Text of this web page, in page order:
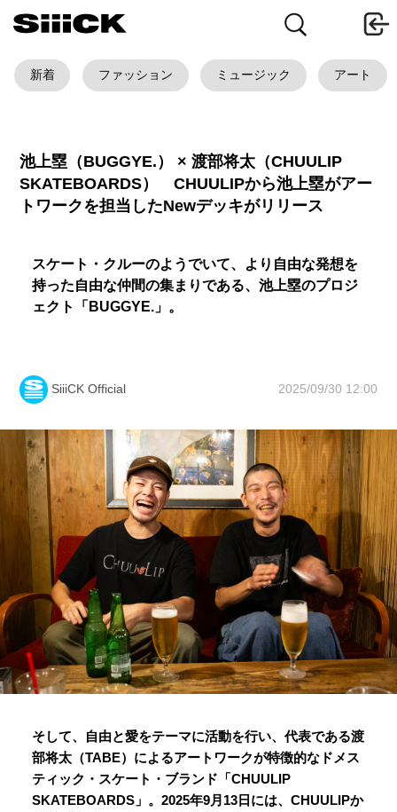
新着 ファッション ミュージック アート
池上塁（BUGGYE.） × 渡部将太（CHUULIP
SKATEBOARDS） CHUULIPから池上塁がアー
トワークを担当したNewデッキがリリース
スケート・クルーのようでいて、より自由な発想を
持った自由な仲間の集まりである、池上塁のプロジ
ェクト「BUGGYE.」。
SiiiCK Official 2025/09/30 12:00
そして、自由と愛をテーマに活動を行い、代表である渡
部将太（TABE）によるアートワークが特徴的なドメス
ティック・スケート・ブランド「CHUULIP
SKATEBOARDS」。2025年9月13日には、CHUULIPか